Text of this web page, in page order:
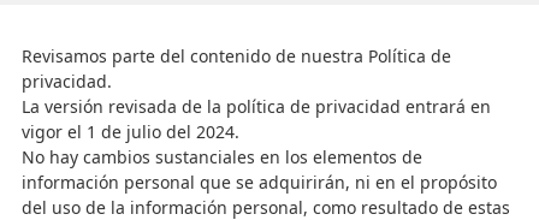
Revisamos parte del contenido de nuestra Política de
privacidad.
La versión revisada de la política de privacidad entrará en
vigor el 1 de julio del 2024.
No hay cambios sustanciales en los elementos de
información personal que se adquirirán, ni en el propósito
del uso de la información personal, como resultado de estas